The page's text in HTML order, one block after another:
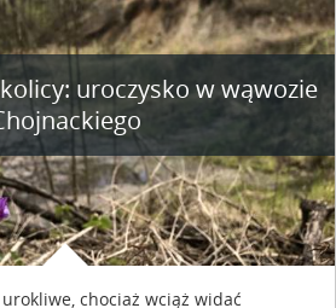
uroczysko w wąwozie
chociaż wciąż widać